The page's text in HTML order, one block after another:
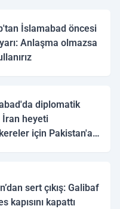
İslamabad öncesi
Anlaşma olmazsa
diplomatik
heyeti
için Pakistan'a
sert çıkış: Galibaf
kapısını kapattı